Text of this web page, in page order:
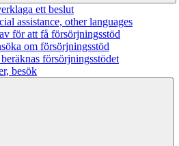
ett beslut
assistance, other languages
för att få försörjningsstöd
om försörjningsstöd
beräknas försörjningsstödet
besök